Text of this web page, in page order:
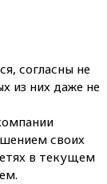
согласны не
из них даже не
своих
в текущем